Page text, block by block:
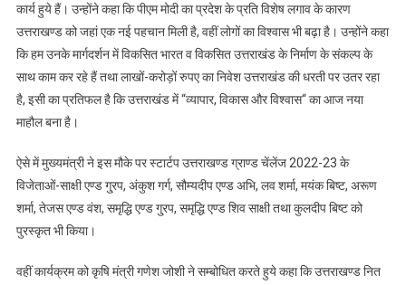
कार्य हुये हैं। उन्होंने कहा कि पीएम मोदी का प्रदेश के प्रति विशेष लगाव के कारण
उत्तराखण्ड को जहां एक नई पहचान मिली है, वहीं लोगों का विश्वास भी बढ़ा है। उन्होंने कहा
कि हम उनके मार्गदर्शन में विकसित भारत व विकसित उत्तराखंड के निर्माण के संकल्प के
साथ काम कर रहे हैं तथा लाखों-करोड़ों रुपए का निवेश उत्तराखंड की धरती पर उतर रहा
है, इसी का प्रतिफल है कि उत्तराखंड में “व्यापार, विकास और विश्वास“ का आज नया
माहौल बना है।
ऐसे में मुख्यमंत्री ने इस मौके पर स्टार्टप उत्तराखण्ड ग्राण्ड चेंलेंज 2022-23 के
विजेताओं-साक्षी एण्ड गु्रप, अंकुश गर्ग, सौम्यदीप एण्ड अभि, लव शर्मा, मयंक बिष्ट, अरूण
शर्मा, तेजस एण्ड वंश, समृद्धि एण्ड गु्रप, समृद्धि एण्ड शिव साक्षी तथा कुलदीप बिष्ट को
पुरस्कृत भी किया।
वहीं कार्यक्रम को कृषि मंत्री गणेश जोशी ने सम्बोधित करते हुये कहा कि उत्तराखण्ड नित